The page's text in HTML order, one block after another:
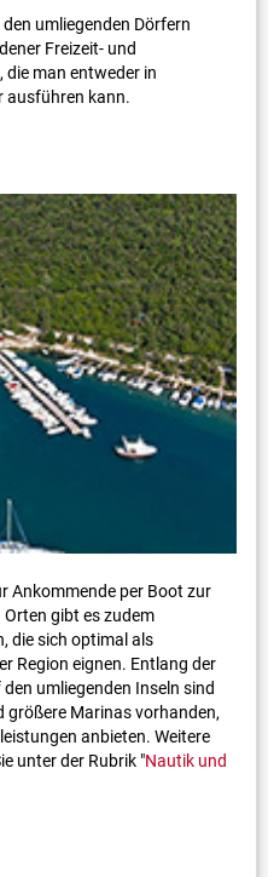
umliegenden Dörfern
Freizeit- und
man entweder in
ausführen kann.
Ankommende per Boot zur
gibt es zudem
die sich optimal als
Region eignen. Entlang der
umliegenden Inseln sind
größere Marinas vorhanden,
anbieten. Weitere
unter der Rubrik "Nautik und